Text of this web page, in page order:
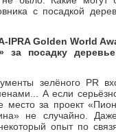
с посадкой
IPRA Golden World
за посадку
зелёного PR
А если
место за проект
не случайно.
опыт по